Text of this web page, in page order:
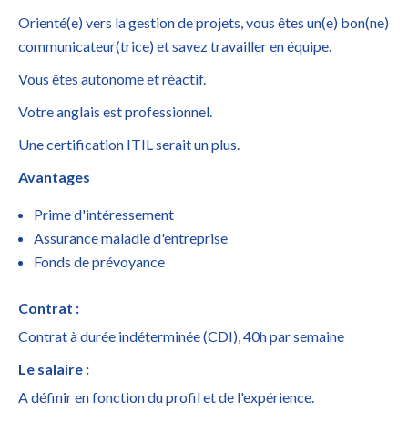
Orienté(e) vers la gestion de projets, vous êtes un(e) bon(ne)
communicateur(trice) et savez travailler en équipe.
Vous êtes autonome et réactif.
Votre anglais est professionnel.
Une certification ITIL serait un plus.
Avantages
Prime d'intéressement
Assurance maladie d'entreprise
Fonds de prévoyance
Contrat :
Contrat à durée indéterminée (CDI), 40h par semaine
Le salaire :
A définir en fonction du profil et de l'expérience.